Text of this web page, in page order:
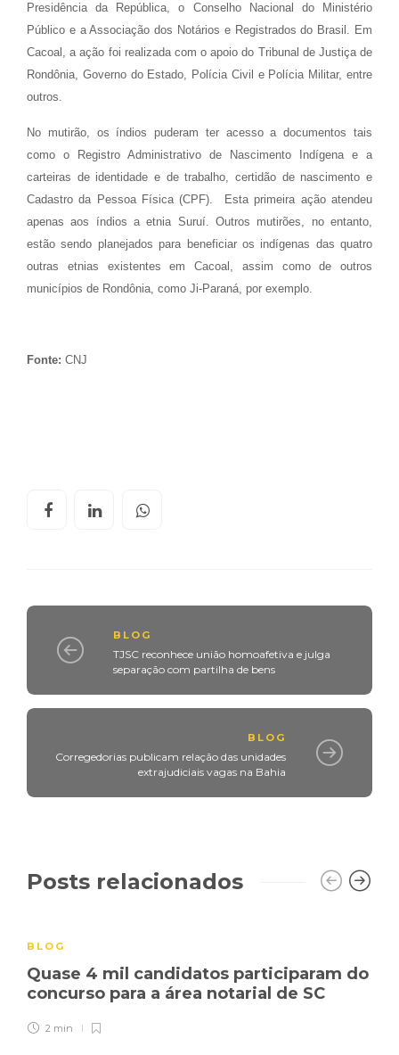
Presidência da República, o Conselho Nacional do Ministério
Público e a Associação dos Notários e Registrados do Brasil. Em
Cacoal, a ação foi realizada com o apoio do Tribunal de Justiça de
Rondônia, Governo do Estado, Polícia Civil e Polícia Militar, entre
outros.
No mutirão, os índios puderam ter acesso a documentos tais
como o Registro Administrativo de Nascimento Indígena e a
carteiras de identidade e de trabalho, certidão de nascimento e
Cadastro da Pessoa Física (CPF). Esta primeira ação atendeu
apenas aos índios a etnia Suruí. Outros mutirões, no entanto,
estão sendo planejados para beneficiar os indígenas das quatro
outras etnias existentes em Cacoal, assim como de outros
municípios de Rondônia, como Ji-Paraná, por exemplo.
Fonte: CNJ
BLOG
TJSC reconhece união homoafetiva e julga
separação com partilha de bens
BLOG
Corregedorias publicam relação das unidades
extrajudiciais vagas na Bahia
Posts relacionados
BLOG
Quase 4 mil candidatos participaram do
concurso para a área notarial de SC
2 min